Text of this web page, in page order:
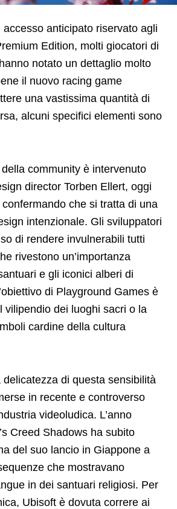
anticipato riservato agli
Edition, molti giocatori di
notato un dettaglio molto
il nuovo racing game
una vastissima quantità di
alcuni specifici elementi sono
community è intervenuto
director Torben Ellert, oggi
che si tratta di una
intenzionale. Gli sviluppatori
di rendere invulnerabili tutti
rivestono un’importanza
e gli iconici alberi di
di Playground Games è
vilipendio dei luoghi sacri o la
cardine della cultura
delicatezza di questa sensibilità
in recente e controverso
videoludica. L’anno
Creed Shadows ha subito
del suo lancio in Giappone a
che mostravano
in dei santuari religiosi. Per
Ubisoft è dovuta correre ai